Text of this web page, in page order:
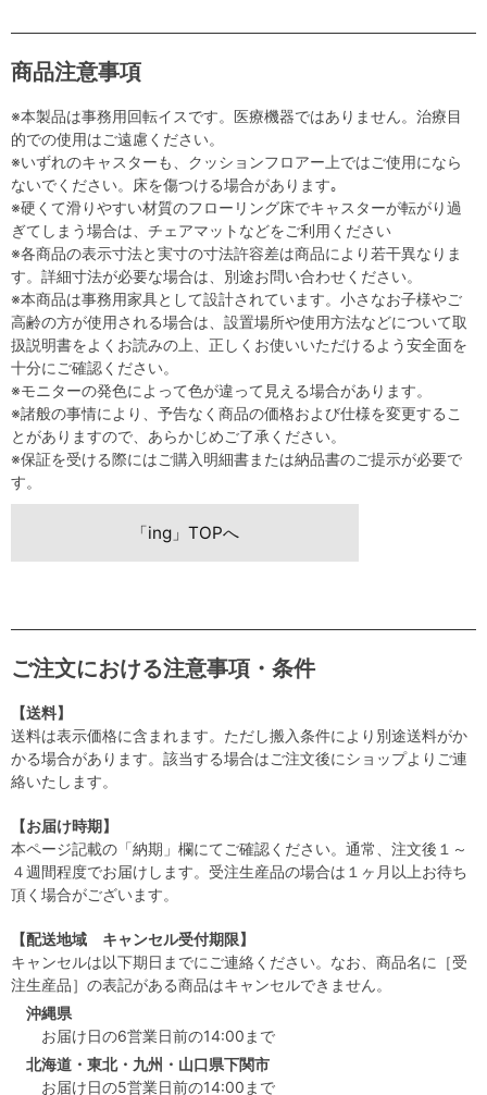
商品注意事項
※本製品は事務用回転イスです。医療機器ではありません。治療目
的での使用はご遠慮ください。
※いずれのキャスターも、クッションフロアー上ではご使用になら
ないでください。床を傷つける場合があります｡
※硬くて滑りやすい材質のフローリング床でキャスターが転がり過
ぎてしまう場合は、チェアマットなどをご利用ください
※各商品の表示寸法と実寸の寸法許容差は商品により若干異なりま
す。詳細寸法が必要な場合は、別途お問い合わせください。
※本商品は事務用家具として設計されています。小さなお子様やご
高齢の方が使用される場合は、設置場所や使用方法などについて取
扱説明書をよくお読みの上、正しくお使いいただけるよう安全面を
十分にご確認ください。
※モニターの発色によって色が違って見える場合があります。
※諸般の事情により、予告なく商品の価格および仕様を変更するこ
とがありますので、あらかじめご了承ください。
※保証を受ける際にはご購入明細書または納品書のご提示が必要で
す。
「ing」TOPへ
ご注文における注意事項・条件
【送料】
送料は表示価格に含まれます。ただし搬入条件により別途送料がか
かる場合があります。該当する場合はご注文後にショップよりご連
絡いたします。
【お届け時期】
本ページ記載の「納期」欄にてご確認ください。通常、注文後１～
４週間程度でお届けします。受注生産品の場合は１ヶ月以上お待ち
頂く場合がございます。
【配送地域 キャンセル受付期限】
キャンセルは以下期日までにご連絡ください。なお、商品名に［受
注生産品］の表記がある商品はキャンセルできません。
沖縄県
お届け日の6営業日前の14:00まで
北海道・東北・九州・山口県下関市
お届け日の5営業日前の14:00まで